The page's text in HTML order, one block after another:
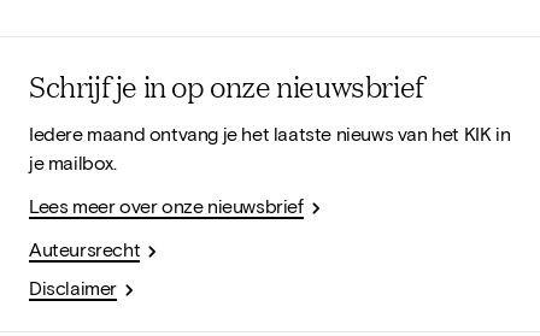
Schrijf je in op onze nieuwsbrief
Iedere maand ontvang je het laatste nieuws van het KIK in
je mailbox.
Lees meer over onze nieuwsbrief
Auteursrecht
Disclaimer